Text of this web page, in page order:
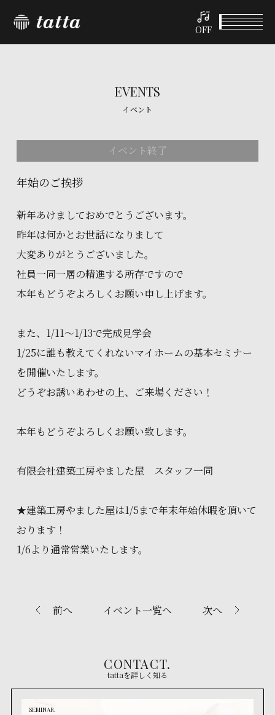
OFF
EVENTS
イベント
イベント終了
年始のご挨拶
新年あけましておめでとうございます。
昨年は何かとお世話になりまして
大変ありがとうございました。
社員一同一層の精進する所存ですので
本年もどうぞよろしくお願い申し上げます。
また、1/11～1/13で完成見学会
1/25に誰も教えてくれないマイホームの基本セミナー
を開催いたします。
どうぞお誘いあわせの上、ご来場ください！
本年もどうぞよろしくお願い致します。
有限会社建築工房やました屋 スタッフ一同
★建築工房やました屋は1/5まで年末年始休暇を頂いて
おります！
1/6より通常営業いたします。
前へ イベント一覧へ 次へ
CONTACT.
tattaを詳しく知る
SEMINAR.